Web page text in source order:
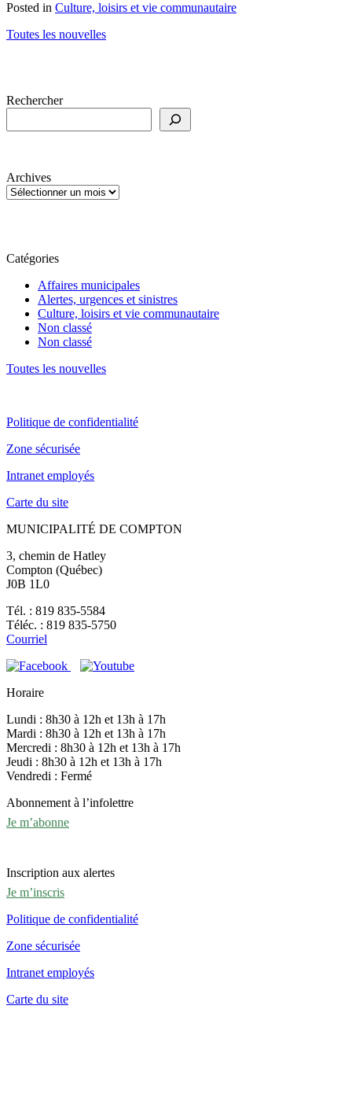
Posted in Culture, loisirs et vie communautaire
Toutes les nouvelles
Rechercher
Archives
Catégories
Affaires municipales
Alertes, urgences et sinistres
Culture, loisirs et vie communautaire
Non classé
Non classé
Toutes les nouvelles
Politique de confidentialité
Zone sécurisée
Intranet employés
Carte du site
MUNICIPALITÉ DE COMPTON
3, chemin de Hatley
Compton (Québec)
J0B 1L0
Tél. : 819 835-5584
Téléc. : 819 835-5750
Courriel
Horaire
Lundi : 8h30 à 12h et 13h à 17h
Mardi : 8h30 à 12h et 13h à 17h
Mercredi : 8h30 à 12h et 13h à 17h
Jeudi : 8h30 à 12h et 13h à 17h
Vendredi : Fermé
Abonnement à l’infolettre
Je m’abonne
Inscription aux alertes
Je m’inscris
Politique de confidentialité
Zone sécurisée
Intranet employés
Carte du site